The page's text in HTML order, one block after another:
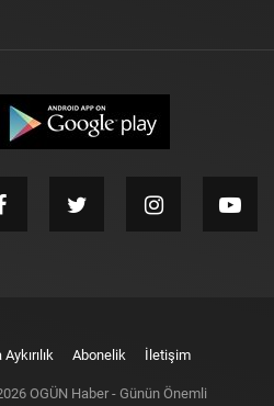
Abonelik İletişim
OGÜN Haber - Günün Önemli